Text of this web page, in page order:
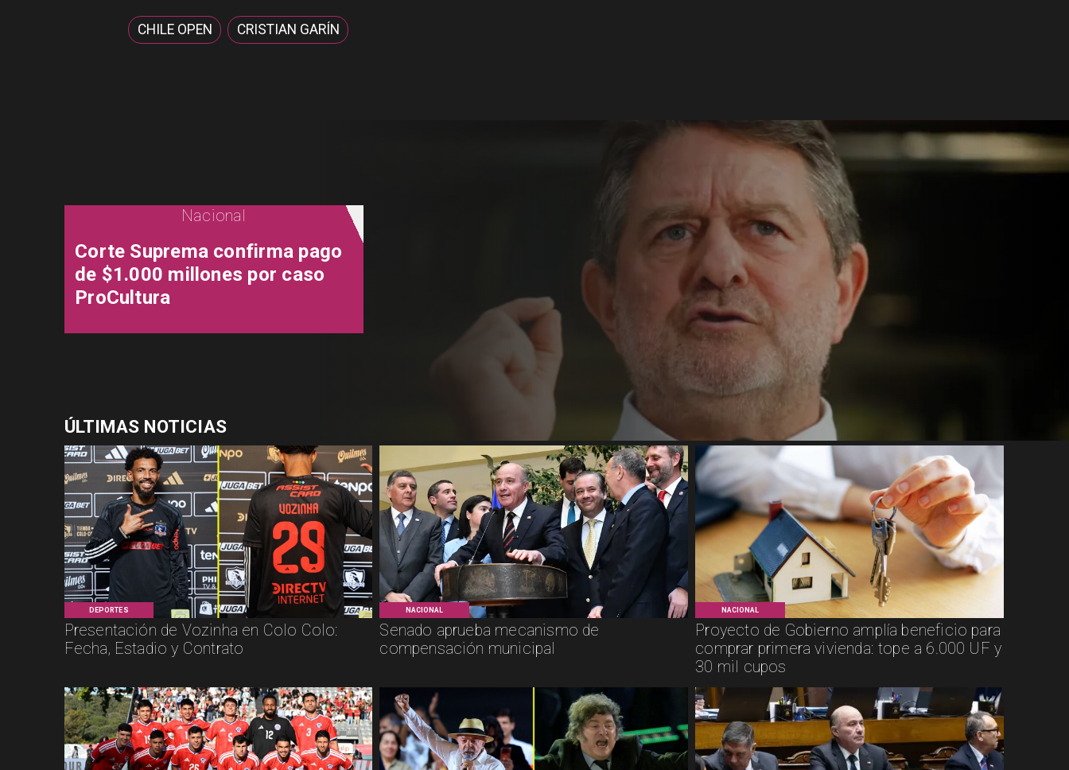
CHILE OPEN CRISTIAN GARÍN
DEPORTES
Presentación de Vozinha en Colo Colo:
Fecha, Estadio y Contrato
NACIONAL
Senado aprueba mecanismo de
compensación municipal
NACIONAL
Proyecto de Gobierno amplía beneficio para
comprar primera vivienda: tope a 6.000 UF y
30 mil cupos
Nacional
Corte Suprema confirma pago
de $1.000 millones por caso
ProCultura
ÚLTIMAS NOTICIAS